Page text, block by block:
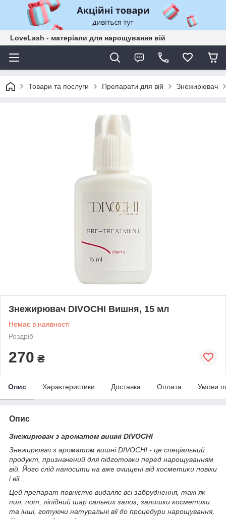
LoveLash - матеріали для нарощування вій
Товари та послуги Препарати для вій Знежирювач
Знежирювач DIVOCHI Вишня, 15 мл
Немає в наявності
Роздріб
270 ₴
Опис Характеристики Доставка Оплата Умови
Опис
Знежирювач з ароматом вишні DIVOCHI
Знежирювач з ароматом вишні DIVOCHI - це спеціальний
продукт, призначений для підготовки перед нарощуванням
вій. Його слід наносити на вже очищені від косметики повіки
і вії.
Цей препарат повністю видаляє всі забруднення, такі як
пил, пот, ліпідний шар сальних залоз, залишки косметики
та інші, готуючи натуральні вії до процедури нарощування,